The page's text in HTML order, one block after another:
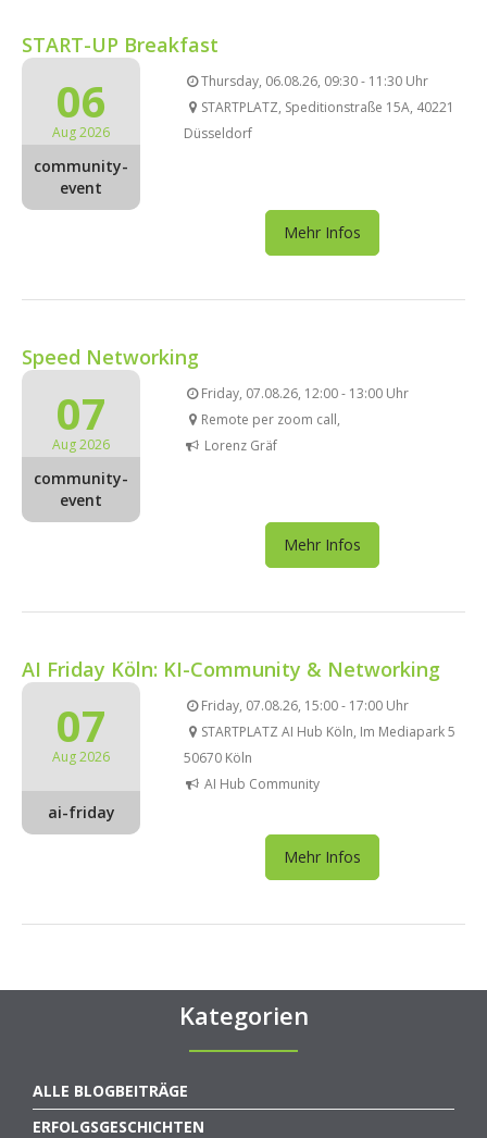
START-UP Breakfast
06
Aug 2026
community-
event
Thursday, 06.08.26, 09:30 - 11:30 Uhr
STARTPLATZ, Speditionstraße 15A, 40221
Düsseldorf
Mehr Infos
Speed Networking
07
Aug 2026
community-
event
Friday, 07.08.26, 12:00 - 13:00 Uhr
Remote per zoom call,
Lorenz Gräf
Mehr Infos
AI Friday Köln: KI-Community & Networking
07
Aug 2026
ai-friday
Friday, 07.08.26, 15:00 - 17:00 Uhr
STARTPLATZ AI Hub Köln, Im Mediapark 5
50670 Köln
AI Hub Community
Mehr Infos
Kategorien
ALLE BLOGBEITRÄGE
ERFOLGSGESCHICHTEN